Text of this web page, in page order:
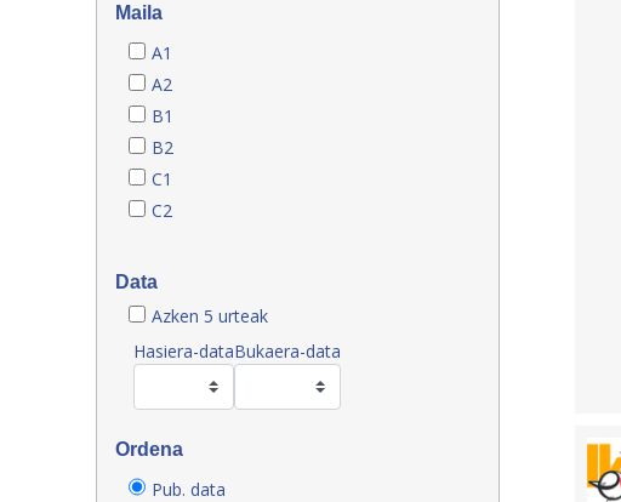
Maila
A1
A2
B1
B2
C1
C2
Data
Azken 5 urteak
Hasiera-dataBukaera-data
Ordena
Pub. data